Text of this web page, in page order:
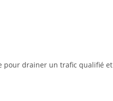
pour drainer un trafic qualifié